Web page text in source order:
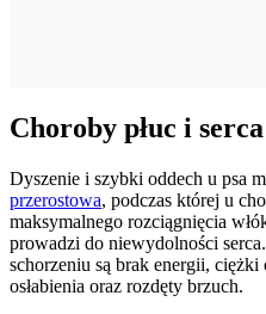
Choroby płuc i serca
Dyszenie i szybki oddech u psa
przerostowa, podczas której u
maksymalnego rozciągnięcia
prowadzi do niewydolności
schorzeniu są brak energii, ciężki
osłabienia oraz rozdęty brzuch.